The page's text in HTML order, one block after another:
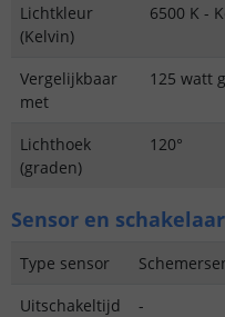
Lichtkleur
(Kelvin)
6500 K -
Vergelijkbaar
met
125 watt
Lichthoek
(graden)
120°
Sensor en schakelaar
Type sensor
Uitschakeltijd
-